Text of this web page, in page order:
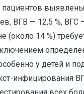
пациентов
ВГВ — 12,5 %,
(около 14 %)
у детей и
инфицирования
всех